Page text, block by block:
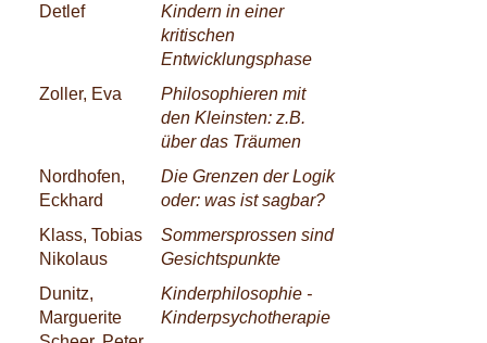
Detlef
Kindern in einer
kritischen
Entwicklungsphase
Zoller, Eva
Philosophieren mit
den Kleinsten: z.B.
über das Träumen
Nordhofen,
Eckhard
Die Grenzen der Logik
oder: was ist sagbar?
Klass, Tobias
Nikolaus
Sommersprossen sind
Gesichtspunkte
Dunitz,
Marguerite
Kinderphilosophie -
Kinderpsychotherapie